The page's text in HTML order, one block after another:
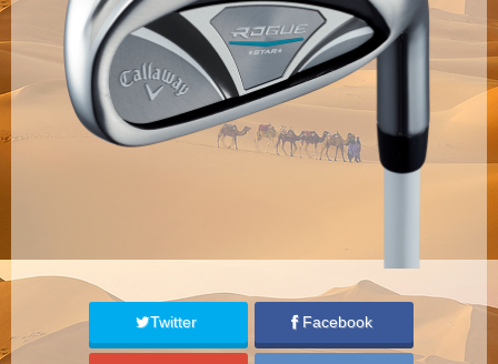
Twitter Facebook